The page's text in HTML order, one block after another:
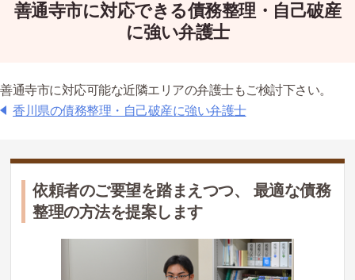
善通寺市に対応できる債務整理・自己破産
に強い弁護士
善通寺市に対応可能な近隣エリアの弁護士もご検討下さい。
香川県の債務整理・自己破産に強い弁護士
依頼者のご要望を踏まえつつ、 最適な債務
整理の方法を提案します